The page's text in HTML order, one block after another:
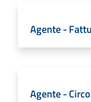
Agente -
Agente -